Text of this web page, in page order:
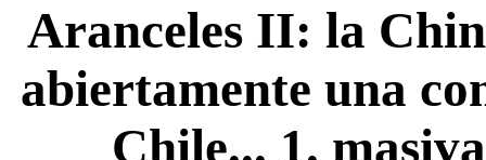
Aranceles II: la
abiertamente una
Chile... 1.